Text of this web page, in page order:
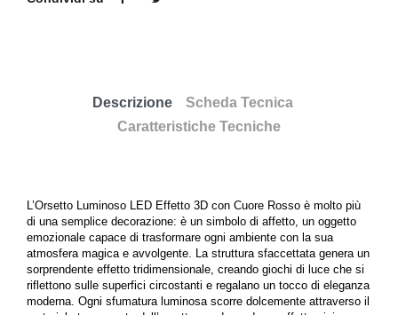
Descrizione
Scheda Tecnica
Caratteristiche Tecniche
L’Orsetto Luminoso LED Effetto 3D con Cuore Rosso è molto più
di una semplice decorazione: è un simbolo di affetto, un oggetto
emozionale capace di trasformare ogni ambiente con la sua
atmosfera magica e avvolgente. La struttura sfaccettata genera un
sorprendente effetto tridimensionale, creando giochi di luce che si
riflettono sulle superfici circostanti e regalano un tocco di eleganza
moderna. Ogni sfumatura luminosa scorre dolcemente attraverso il